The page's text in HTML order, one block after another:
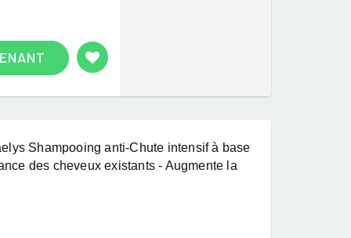
Shampooing anti-Chute intensif à base
des cheveux existants - Augmente la